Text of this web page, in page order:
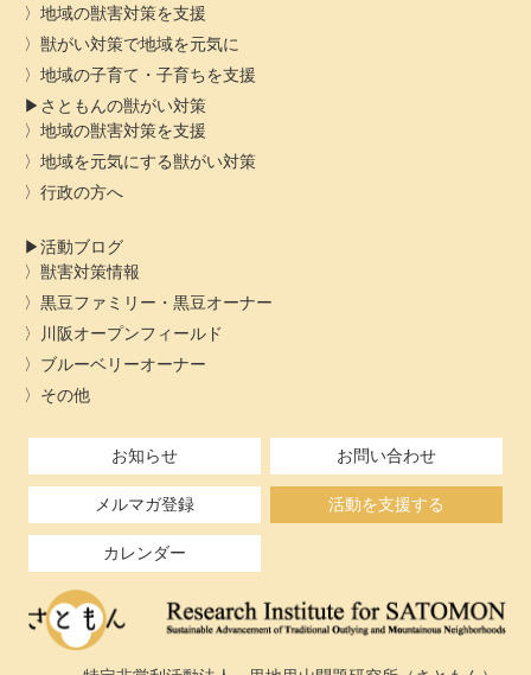
地域の獣害対策を支援
獣がい対策で地域を元気に
地域の子育て・子育ちを支援
さともんの獣がい対策
地域の獣害対策を支援
地域を元気にする獣がい対策
行政の方へ
活動ブログ
獣害対策情報
黒豆ファミリー・黒豆オーナー
川阪オープンフィールド
ブルーベリーオーナー
その他
お知らせ お問い合わせ
メルマガ登録 活動を支援する
カレンダー